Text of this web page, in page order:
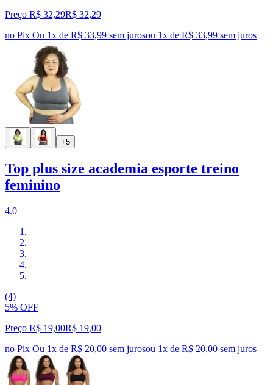
Preço R$ 32,29R$ 32,29
no Pix Ou 1x de R$ 33,99 sem jurosou 1x de R$ 33,99 sem juros
+5
Top plus size academia esporte treino
feminino
4.0
(4)
5% OFF
Preço R$ 19,00R$ 19,00
no Pix Ou 1x de R$ 20,00 sem jurosou 1x de R$ 20,00 sem juros